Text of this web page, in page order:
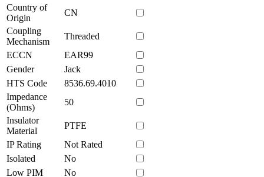
Country of
Origin
CN
Coupling
Mechanism
Threaded
ECCN
EAR99
Gender
Jack
HTS Code
8536.69.4010
Impedance
(Ohms)
50
Insulator
Material
PTFE
IP Rating
Not Rated
Isolated
No
Low PIM
No